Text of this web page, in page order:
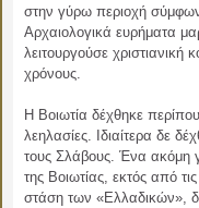
στην γύρω περιοχή
Αρχαιολογικά ευρήματα
λειτουργούσε χριστιανική
χρόνους.
Η Βοιωτία δέχθηκε
λεηλασίες. Ιδιαίτερα δε
τους Σλάβους. Ένα ακόμη
της Βοιωτίας, εκτός από
στάση των «Ελλαδικών»,